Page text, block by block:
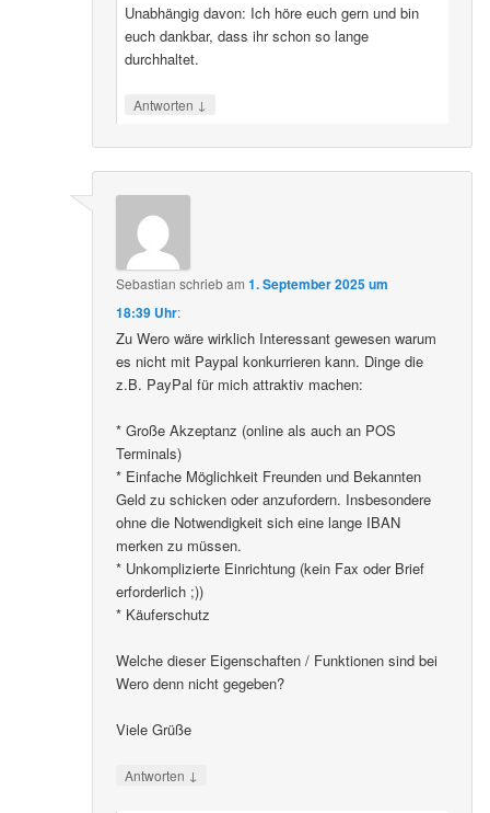
Unabhängig davon: Ich höre euch gern und bin
euch dankbar, dass ihr schon so lange
durchhaltet.
Antworten ↓
Sebastian schriebam1. September 2025 um
18:39 Uhr:
Zu Wero wäre wirklich Interessant gewesen warum
es nicht mit Paypal konkurrieren kann. Dinge die
z.B. PayPal für mich attraktiv machen:
* Große Akzeptanz (online als auch an POS
Terminals)
* Einfache Möglichkeit Freunden und Bekannten
Geld zu schicken oder anzufordern. Insbesondere
ohne die Notwendigkeit sich eine lange IBAN
merken zu müssen.
* Unkomplizierte Einrichtung (kein Fax oder Brief
erforderlich ;))
* Käuferschutz
Welche dieser Eigenschaften / Funktionen sind bei
Wero denn nicht gegeben?
Viele Grüße
Antworten ↓